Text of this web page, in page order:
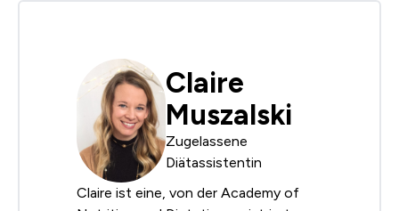
Claire
Muszalski
Zugelassene
Diätassistentin
Claire ist eine, von der Academy of